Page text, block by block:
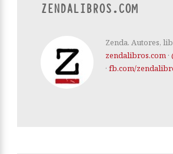
ZENDALIBROS.COM
Zenda. Autores,
zendalibros.com ·
· fb.com/